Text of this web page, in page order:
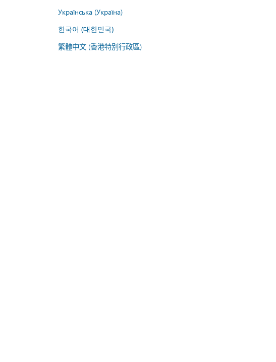
Українська (Україна)
한국어 (대한민국)
繁體中文 (香港特別行政區)